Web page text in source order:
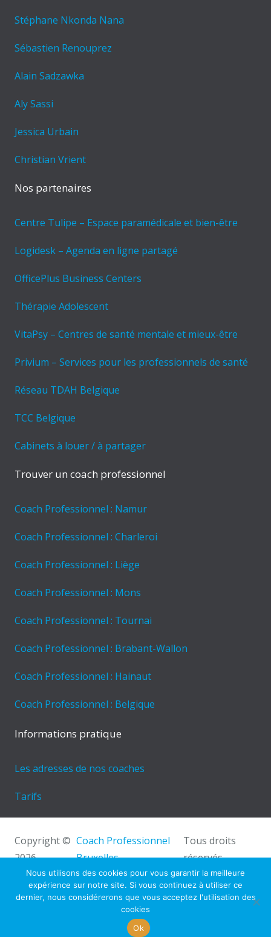
Stéphane Nkonda Nana
Sébastien Renouprez
Alain Sadzawka
Aly Sassi
Jessica Urbain
Christian Vrient
Nos partenaires
Centre Tulipe – Espace paramédicale et bien-être
Logidesk – Agenda en ligne partagé
OfficePlus Business Centers
Thérapie Adolescent
VitaPsy – Centres de santé mentale et mieux-être
Privium – Services pour les professionnels de santé
Réseau TDAH Belgique
TCC Belgique
Cabinets à louer / à partager
Trouver un coach professionnel
Coach Professionnel : Namur
Coach Professionnel : Charleroi
Coach Professionnel : Liège
Coach Professionnel : Mons
Coach Professionnel : Tournai
Coach Professionnel : Brabant-Wallon
Coach Professionnel : Hainaut
Coach Professionnel : Belgique
Informations pratique
Les adresses de nos coaches
Tarifs
Copyright ©
2026
Coach Professionnel
Bruxelles.
Tous droits
réservés.
Powered byPrivium – Des services qui soutiennent
vos soins. Pour psychologues, psychotherapeutes et
hypnotherapeutes.
RGPD – Politique de Protection de la Vie Privée
Nous utilisons des cookies pour vous garantir la meilleure
expérience sur notre site. Si vous continuez à utiliser ce
dernier, nous considérerons que vous acceptez l'utilisation des
cookies
Ok